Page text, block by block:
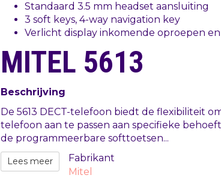
Standaard 3.5 mm headset aansluiting
3 soft keys, 4-way navigation key
Verlicht display inkomende oproepen
MITEL 5613
Beschrijving
De 5613 DECT-telefoon biedt de flexibiliteit
telefoon aan te passen aan specifieke
de programmeerbare softtoetsen...
Lees meer
Fabrikant
Mitel